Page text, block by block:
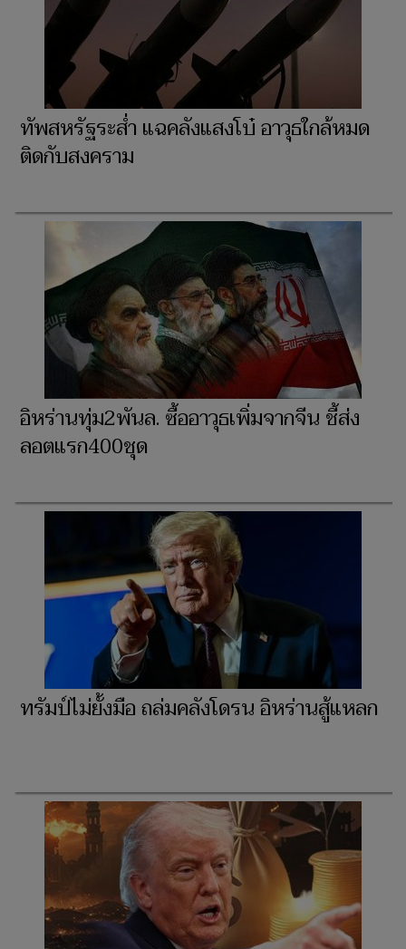
ทัพสหรัฐระส่ำ แฉคลังแสงโบ๋ อาวุธใกล้หมด
ติดกับสงคราม
อิหร่านทุ่ม2พันล. ซื้ออาวุธเพิ่มจากจีน ชี้ส่ง
ลอตแรก400ชุด
ทรัมป์ไม่ยั้งมือ ถล่มคลังโดรน อิหร่านสู้แหลก